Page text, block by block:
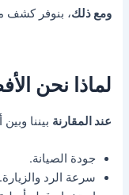
ومع ذلك، بنوفر كشف
لماذا نحن
عند المقارنة بيننا
جودة الصيانة.
سرعة الرد والزيارة.